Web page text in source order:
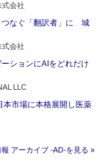
会社
つなぐ「翻訳者」に 城
会社
ションにAIをどれだけ
LLC
本市場に本格展開し医薬
アーカイブ ‐AD‐を見る »